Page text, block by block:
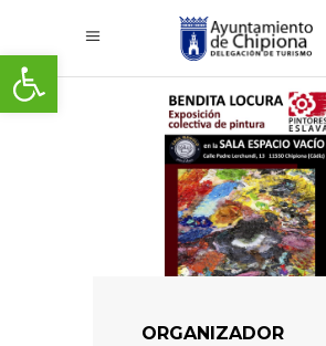
Abrir barra de herramientas
ORGANIZADOR